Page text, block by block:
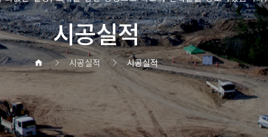
시공실적
시공실적 시공실적